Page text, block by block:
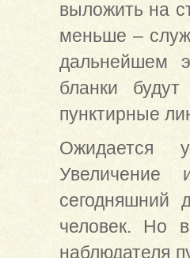
выложить на
меньше –
дальнейшем
бланки
пунктирные
Ожидается
Увеличение
человек. Но
наблюдателя